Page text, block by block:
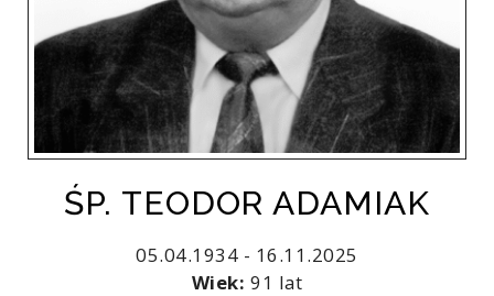
ŚP. TEODOR ADAMIAK
05.04.1934 - 16.11.2025
Wiek: 91 lat